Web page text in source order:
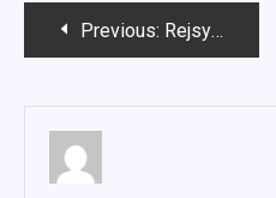
Nawigacja
Previous: Rejsy statkiem Szczecin